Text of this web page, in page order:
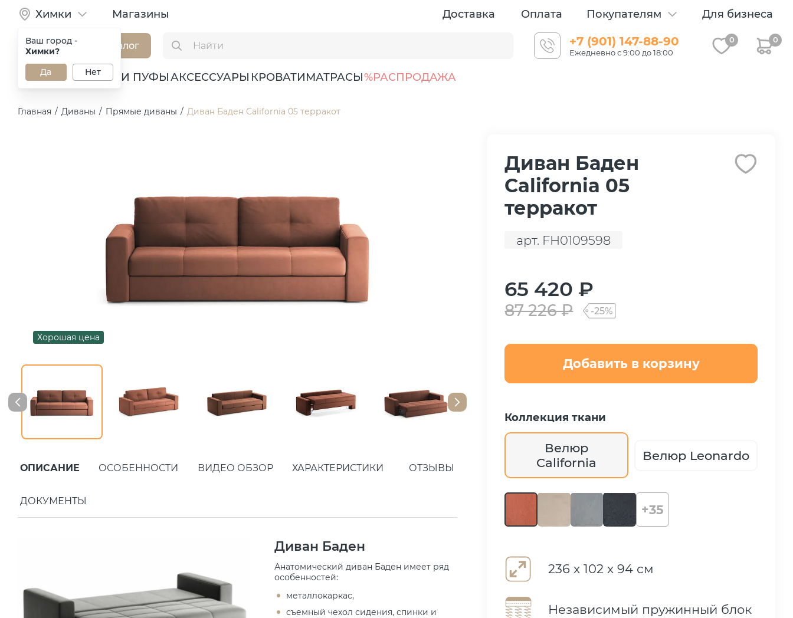
Химки
Ваш город -
Химки?
Да
Нет
Магазины Доставка Оплата Покупателям Для бизнеса
Каталог +7 (901) 147-88-90
Ежедневно с 9:00 до 18:00
0 0
ДИВАНЫ КРЕСЛА И ПУФЫАКСЕССУАРЫ КРОВАТИМАТРАСЫ%РАСПРОДАЖА
Главная / Диваны / Прямые диваны / Диван Баден California 05 терракот
Хорошая цена
ОПИСАНИЕ ОСОБЕННОСТИ ВИДЕО ОБЗОР ХАРАКТЕРИСТИКИ ОТЗЫВЫ
ДОКУМЕНТЫ
Диван Баден
Анатомический диван Баден имеет ряд
особенностей:
металлокаркас,
съемный чехол сидения, спинки и
Диван Баден
California 05
терракот
арт. FH0109598
65 420 ₽
87 226 ₽ -25%
Добавить в корзину
Коллекция ткани
Велюр
California
Велюр Leonardo
+35
236 х 102 х 94 см
Независимый пружинный блок